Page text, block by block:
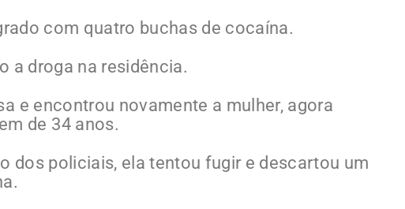
com quatro buchas de cocaína.
a droga na residência.
e encontrou novamente a mulher, agora
de 34 anos.
dos policiais, ela tentou fugir e descartou um